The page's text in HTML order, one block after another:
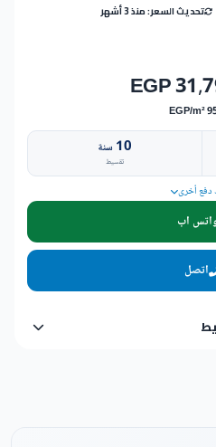
تحديث السعر: منذ 3 أشهر
10 سنة
تقسيط
أخرى
اب
اتصل